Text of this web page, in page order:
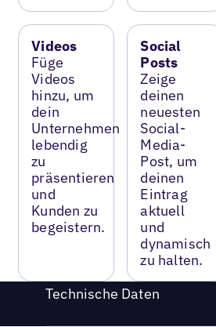
Videos
Füge
Videos
hinzu, um
dein
Unternehmen
lebendig
zu
präsentieren
und
Kunden zu
begeistern.
Social
Posts
Zeige
deinen
neuesten
Social-
Media-
Post, um
deinen
Eintrag
aktuell
und
dynamisch
zu halten.
Technische Daten